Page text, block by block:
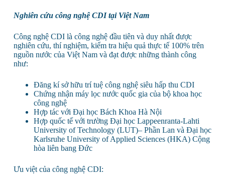
Nghiên cứu công nghệ CDI tại Việt Nam
Công nghệ CDI là công nghệ đầu tiên và duy nhất được
nghiên cứu, thí nghiệm, kiểm tra hiệu quả thực tế 100% trên
nguồn nước của Việt Nam và đạt được những thành công
như:
Đăng kí sở hữu trí tuệ công nghệ siêu hấp thu CDI
Chứng nhận máy lọc nước quốc gia của bộ khoa học
công nghệ
Hợp tác với Đại học Bách Khoa Hà Nội
Hợp quốc tế với trường Đại học Lappeenranta-Lahti
University of Technology (LUT)– Phần Lan và Đại học
Karlsruhe University of Applied Sciences (HKA) Cộng
hòa liên bang Đức
Ưu việt của công nghệ CDI: